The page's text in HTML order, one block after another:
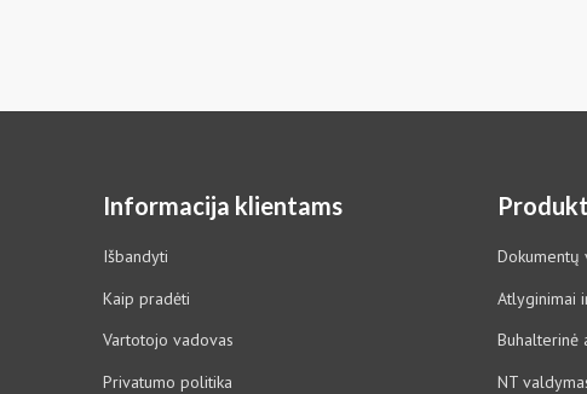
Informacija klientams
Išbandyti
Kaip pradėti
Vartotojo vadovas
Privatumo politika
Dokumentų
Atlyginimai
Buhalterinė
NT